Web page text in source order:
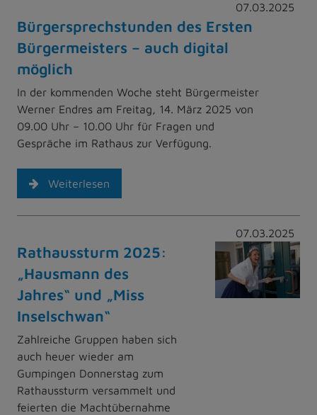
07.03.2025
Bürgersprechstunden des Ersten
Bürgermeisters – auch digital
möglich
In der kommenden Woche steht Bürgermeister
Werner Endres am Freitag, 14. März 2025 von
09.00 Uhr – 10.00 Uhr für Fragen und
Gespräche im Rathaus zur Verfügung.
Weiterlesen
07.03.2025
Rathaussturm 2025:
„Hausmann des
Jahres“ und „Miss
Inselschwan“
Zahlreiche Gruppen haben sich
auch heuer wieder am
Gumpingen Donnerstag zum
Rathaussturm versammelt und
feierten die Machtübernahme